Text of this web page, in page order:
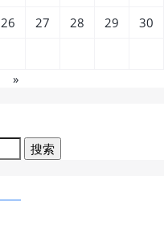
»
26 27 28 29
30